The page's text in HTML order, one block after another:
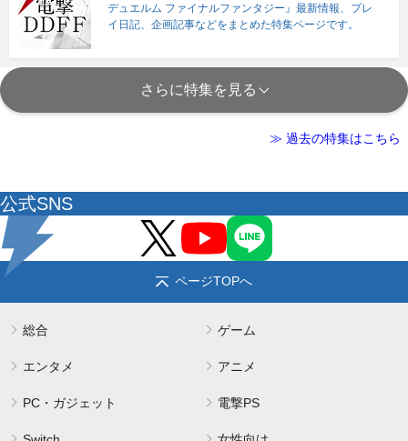
デュエルム ファイナルファンタジー』最新情報、プレ
イ日記、企画記事などをまとめた特集ページです。
さらに特集を見る
≫ 過去の特集はこちら
公式SNS
ページTOPへ
総合 ゲーム
エンタメ アニメ
PC・ガジェット 電撃PS